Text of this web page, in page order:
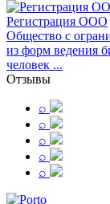
Регистрация ООО
Общество с
из форм ведения
человек ...
Отзывы
⌕
⌕
⌕
⌕
⌕